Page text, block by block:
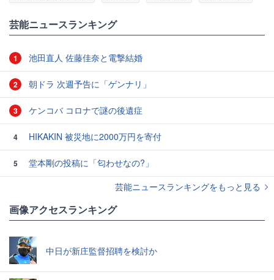
芸能ニュースランキング
1 池田直人 佐藤佳奈と電撃結婚
2 朝ドラ 次週予告に「ゲンナリ」
3 ケンコバ コロナで謎の後遺症
4 HIKAKIN 被災地に2000万円を寄付
5
堂本剛の投稿に「匂わせなの?」
芸能ニュースランキングをもっと見る
画像アクセスランキング
中日が新庄監督招聘を検討か